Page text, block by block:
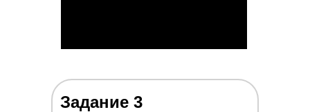
Задание 3